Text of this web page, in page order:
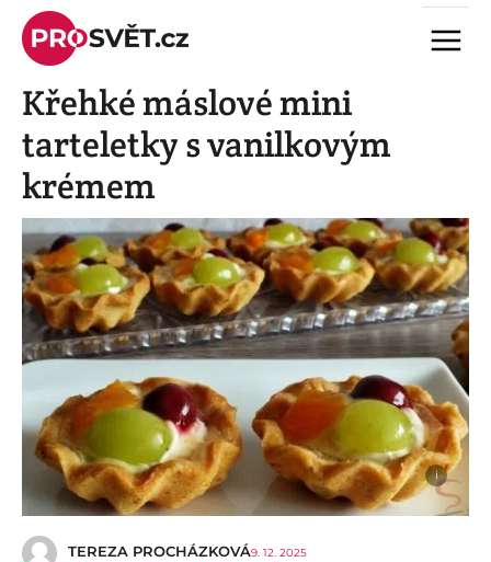
Skip
content
Menu
Křehké máslové mini
tarteletky s vanilkovým
krémem
i
TEREZA PROCHÁZKOVÁ9. 12. 2025